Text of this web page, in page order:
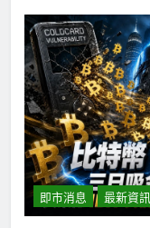
即市消息 最新資訊